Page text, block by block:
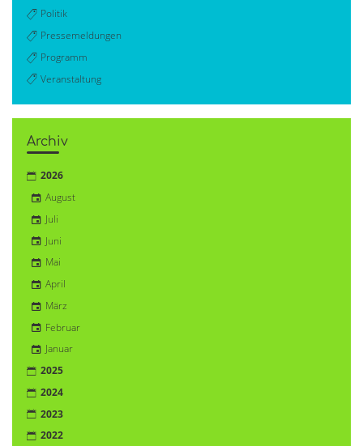
Politik
Pressemeldungen
Programm
Veranstaltung
Archiv
2026
August
Juli
Juni
Mai
April
März
Februar
Januar
2025
2024
2023
2022